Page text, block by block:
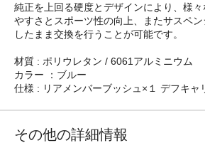
純正を上回る硬度とデザインにより、様
やすさとスポーツ性の向上、またサスペ
したまま交換を行うことが可能です。
材質 : ポリウレタン / 6061アルミニウム
カラー ：ブルー
仕様 : リアメンバーブッシュ×１ デフキャ
その他の詳細情報